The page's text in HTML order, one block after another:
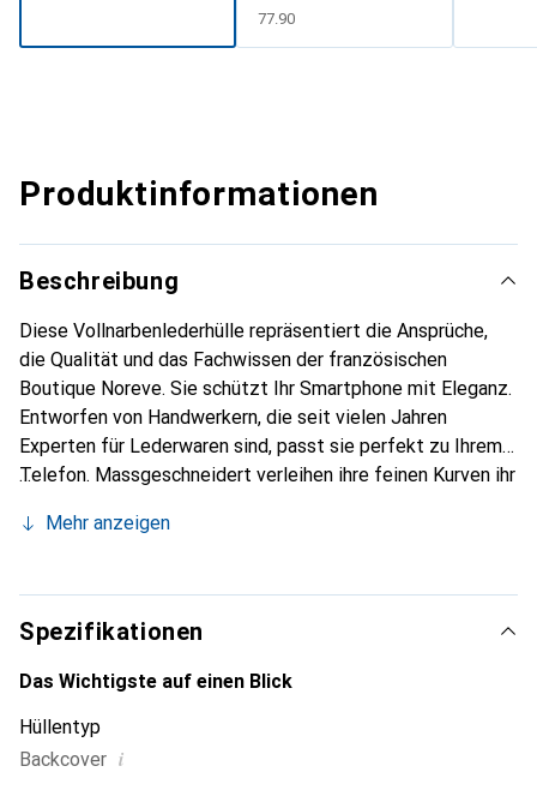
CHF
77.90
Produktinformationen
Beschreibung
Diese Vollnarbenlederhülle repräsentiert die Ansprüche,
die Qualität und das Fachwissen der französischen
Boutique Noreve. Sie schützt Ihr Smartphone mit Eleganz.
Entworfen von Handwerkern, die seit vielen Jahren
Experten für Lederwaren sind, passt sie perfekt zu Ihrem
Telefon. Massgeschneidert verleihen ihre feinen Kurven ihr
unverzichtbaren Accessoire Ihres Smartphones.
die Marke Noreve eine sichere Wahl für eine
anspruchsvolle Kundschaft.
Mehr anzeigen
Spezifikationen
Das Wichtigste auf einen Blick
Hüllentyp
Backcover i